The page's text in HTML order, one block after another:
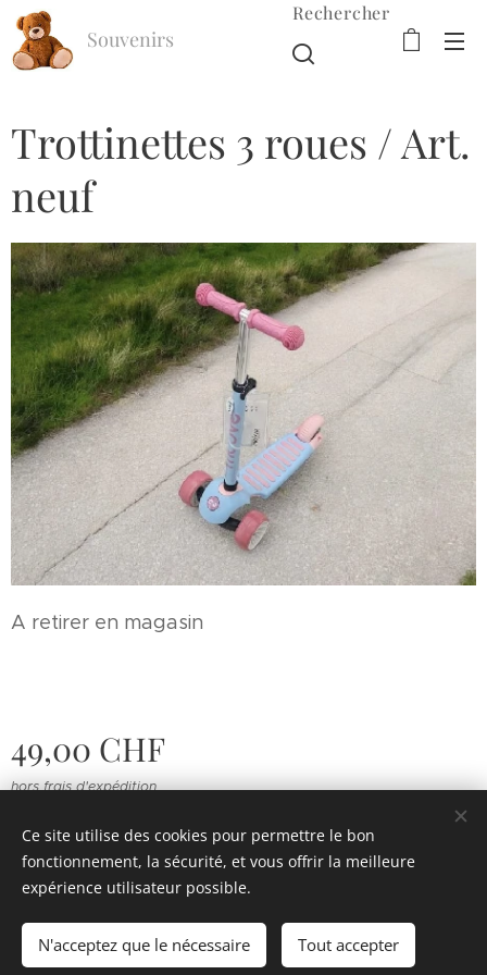
Souvenirs
Rechercher
Trottinettes 3 roues / Art.
neuf
A retirer en magasin
49,00 CHF
hors frais d'expédition
Ce site utilise des cookies pour permettre le bon
fonctionnement, la sécurité, et vous offrir la meilleure
expérience utilisateur possible.
N'acceptez que le nécessaire Tout accepter